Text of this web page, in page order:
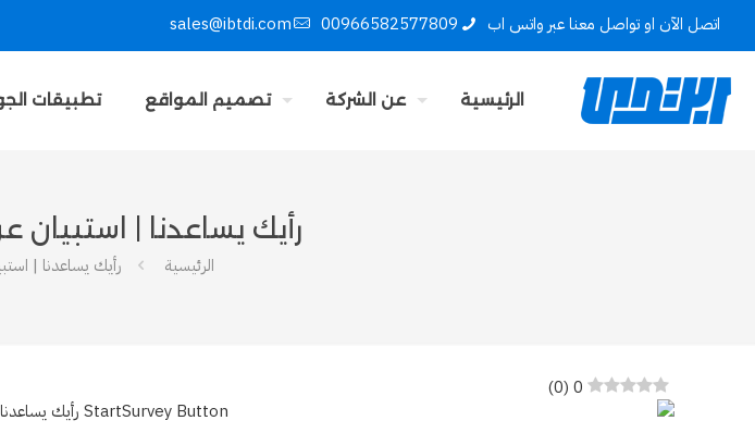
اتصل الآن او تواصل معنا عبر واتس اب 00966582577809
sales@ibtdi.com
الرئيسية عن الشركة تصميم المواقع تطبيقات
رأيك يساعدنا |
الرئيسية رأيك يساعدنا |
0
(
0
)